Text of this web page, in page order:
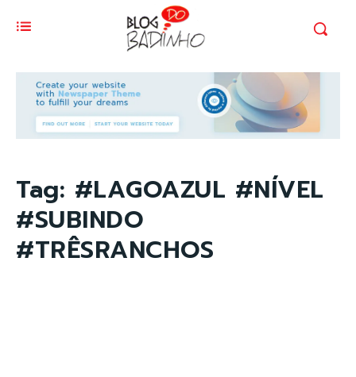
Tag: #LAGOAZUL #NÍVEL
#SUBINDO
#TRÊSRANCHOS